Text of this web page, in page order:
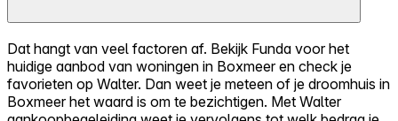
Dat hangt van veel factoren af. Bekijk Funda voor het
huidige aanbod van woningen in Boxmeer en check je
favorieten op Walter. Dan weet je meteen of je droomhuis in
Boxmeer het waard is om te bezichtigen. Met Walter